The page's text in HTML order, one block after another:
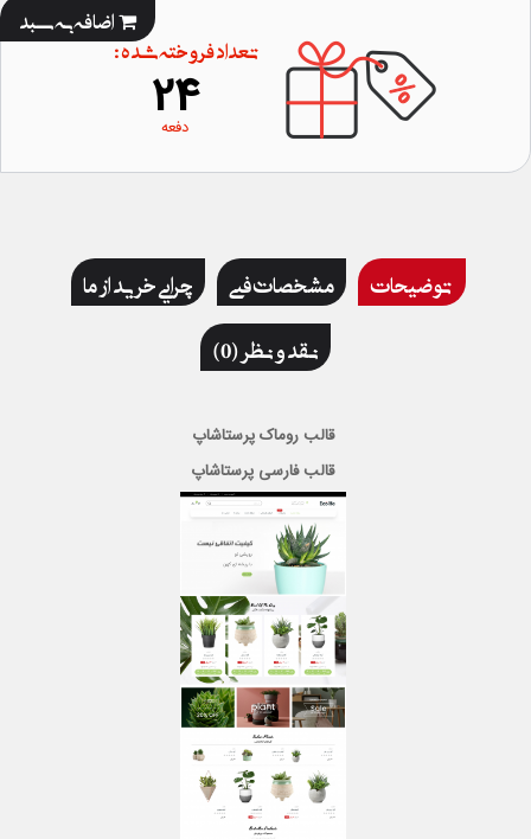
اضافه به سبد
تعداد فروخته شده :
24
دفعه
توضیحات مشخصات فنی
چرایی خرید از ما
نقد و نظر (0)
قالب روماک پرستاشاپ
قالب فارسی پرستاشاپ